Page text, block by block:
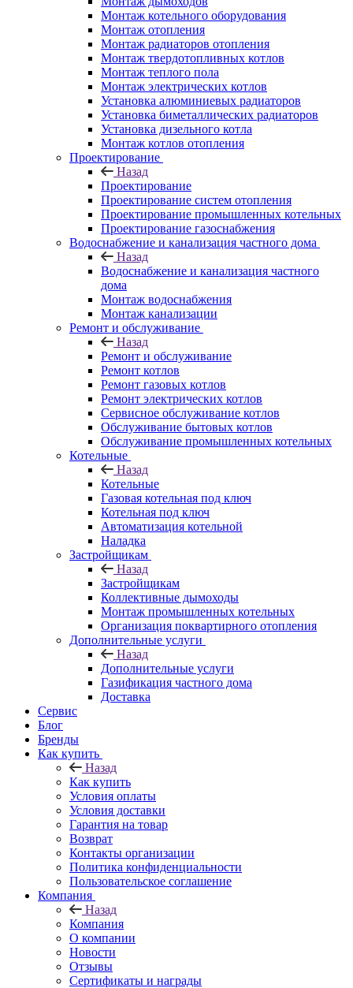
Монтаж котельного оборудования
Монтаж отопления
Монтаж радиаторов отопления
Монтаж твердотопливных котлов
Монтаж теплого пола
Монтаж электрических котлов
Установка алюминиевых радиаторов
Установка биметаллических радиаторов
Установка дизельного котла
Монтаж котлов отопления
Проектирование
Назад
Проектирование
Проектирование систем отопления
Проектирование промышленных котельных
Проектирование газоснабжения
Водоснабжение и канализация частного дома
Назад
Водоснабжение и канализация частного
дома
Монтаж водоснабжения
Монтаж канализации
Ремонт и обслуживание
Назад
Ремонт и обслуживание
Ремонт котлов
Ремонт газовых котлов
Ремонт электрических котлов
Сервисное обслуживание котлов
Обслуживание бытовых котлов
Обслуживание промышленных котельных
Котельные
Назад
Котельные
Газовая котельная под ключ
Котельная под ключ
Автоматизация котельной
Наладка
Застройщикам
Назад
Застройщикам
Коллективные дымоходы
Монтаж промышленных котельных
Организация поквартирного отопления
Дополнительные услуги
Назад
Дополнительные услуги
Газификация частного дома
Доставка
Сервис
Блог
Бренды
Как купить
Назад
Как купить
Условия оплаты
Условия доставки
Гарантия на товар
Возврат
Контакты организации
Политика конфиденциальности
Пользовательское соглашение
Компания
Назад
Компания
О компании
Новости
Отзывы
Сертификаты и награды